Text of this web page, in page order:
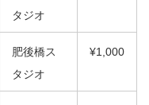
タジオ
肥後橋ス
タジオ
¥1,000